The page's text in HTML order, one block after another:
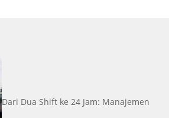
Dari Dua Shift ke 24 Jam: Manajemen